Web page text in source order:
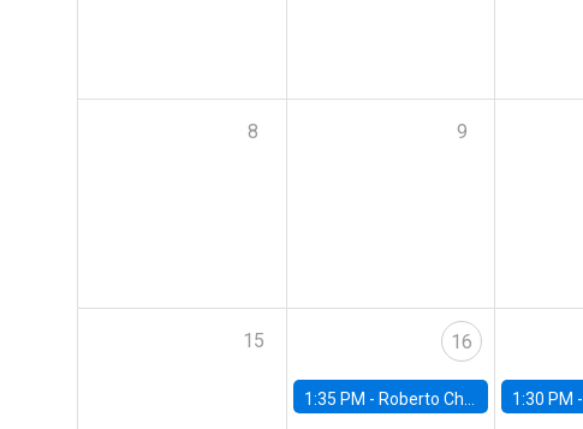
8 9
15 16
1:35 PM - Roberto Chang, Rutgers University 1:30 PM -